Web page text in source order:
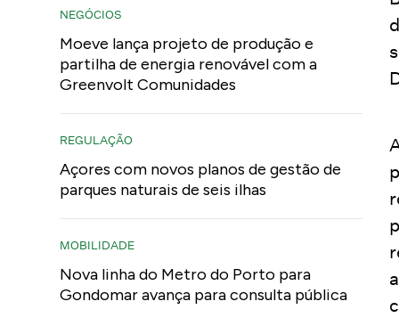
NEGÓCIOS
Moeve lança projeto de produção e
partilha de energia renovável com a
Greenvolt Comunidades
REGULAÇÃO
Açores com novos planos de gestão de
parques naturais de seis ilhas
MOBILIDADE
Nova linha do Metro do Porto para
Gondomar avança para consulta pública